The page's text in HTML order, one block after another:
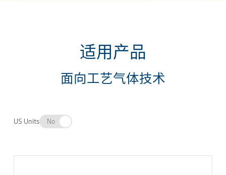
适用产品
面向工艺气体技术
US Units No